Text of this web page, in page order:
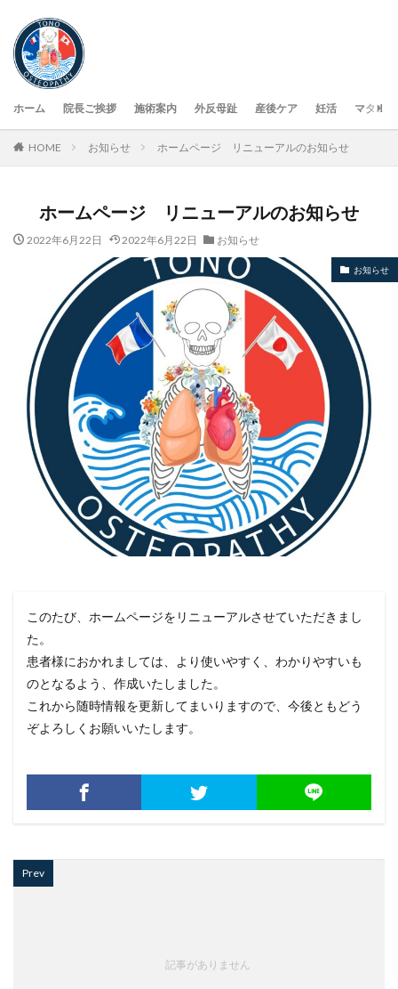
ホーム 院長ご挨拶 施術案内 外反母趾 産後ケア 妊活 マタニ
HOME お知らせ ホームページ リニューアルのお知らせ
ホームページ リニューアルのお知らせ
2022年6月22日 2022年6月22日 お知らせ
お知らせ
このたび、ホームページをリニューアルさせていただきまし
た。
患者様におかれましては、より使いやすく、わかりやすいも
のとなるよう、作成いたしました。
これから随時情報を更新してまいりますので、今後ともどう
ぞよろしくお願いいたします。
Prev
記事がありません